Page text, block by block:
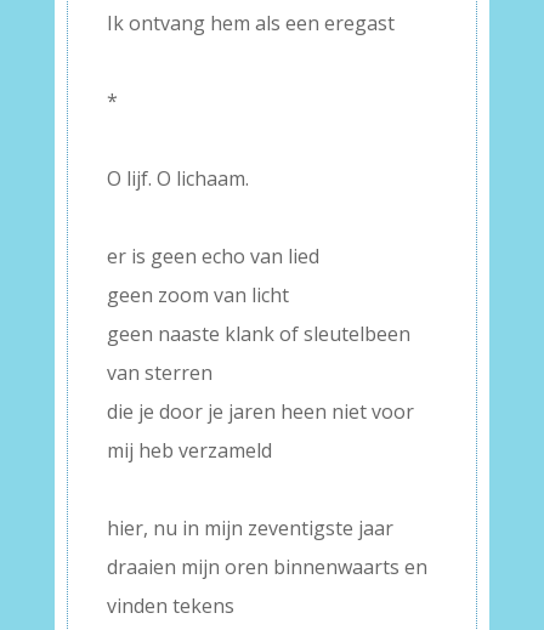
Ik ontvang hem als een eregast
*
O lijf. O lichaam.
er is geen echo van lied
geen zoom van licht
geen naaste klank of sleutelbeen
van sterren
die je door je jaren heen niet voor
mij heb verzameld
hier, nu in mijn zeventigste jaar
draaien mijn oren binnenwaarts en
vinden tekens